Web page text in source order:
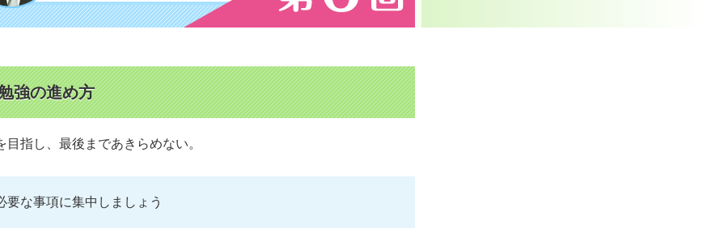
強の進め方
目指し、最後まであきらめない。
要な事項に集中しましょう